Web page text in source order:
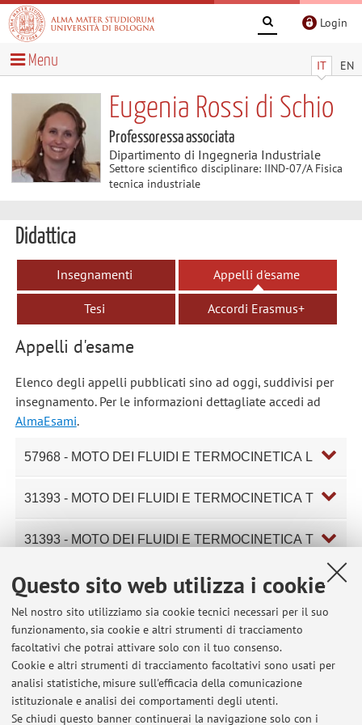
Questo sito web utilizza i cookie
Nel nostro sito utilizziamo sia cookie tecnici necessari per il suo
funzionamento, sia cookie e altri strumenti di tracciamento
facoltativi che potrai attivare solo con il tuo consenso.
Cookie e altri strumenti di tracciamento facoltativi sono usati per
analisi statistiche, misure sull'efficacia della comunicazione
istituzionale e analisi dei comportamenti degli utenti.
Se chiudi questo banner continuerai la navigazione solo con i
Login
IT EN
Menu
Eugenia Rossi di Schio
Professoressa associata
Dipartimento di Ingegneria Industriale
Settore scientifico disciplinare: IIND-07/A Fisica
tecnica industriale
Didattica
Insegnamenti Appelli d'esame
Tesi Accordi Erasmus+
Appelli d'esame
Elenco degli appelli pubblicati sino ad oggi, suddivisi per
insegnamento. Per le informazioni dettagliate accedi ad
AlmaEsami.
57968 - MOTO DEI FLUIDI E TERMOCINETICA L
31393 - MOTO DEI FLUIDI E TERMOCINETICA T
31393 - MOTO DEI FLUIDI E TERMOCINETICA T
TERMODINAMICA, MOTO DEI FLUIDI E TERMOCINETICA
T C.I.
98740 - SOLAR & WIND ENERGY
Componente del corso integrato98739 - SOLAR & WIND
ENERGY AND STORAGE SYSTEMS (I.C.)
98740 - SOLAR & WIND ENERGY